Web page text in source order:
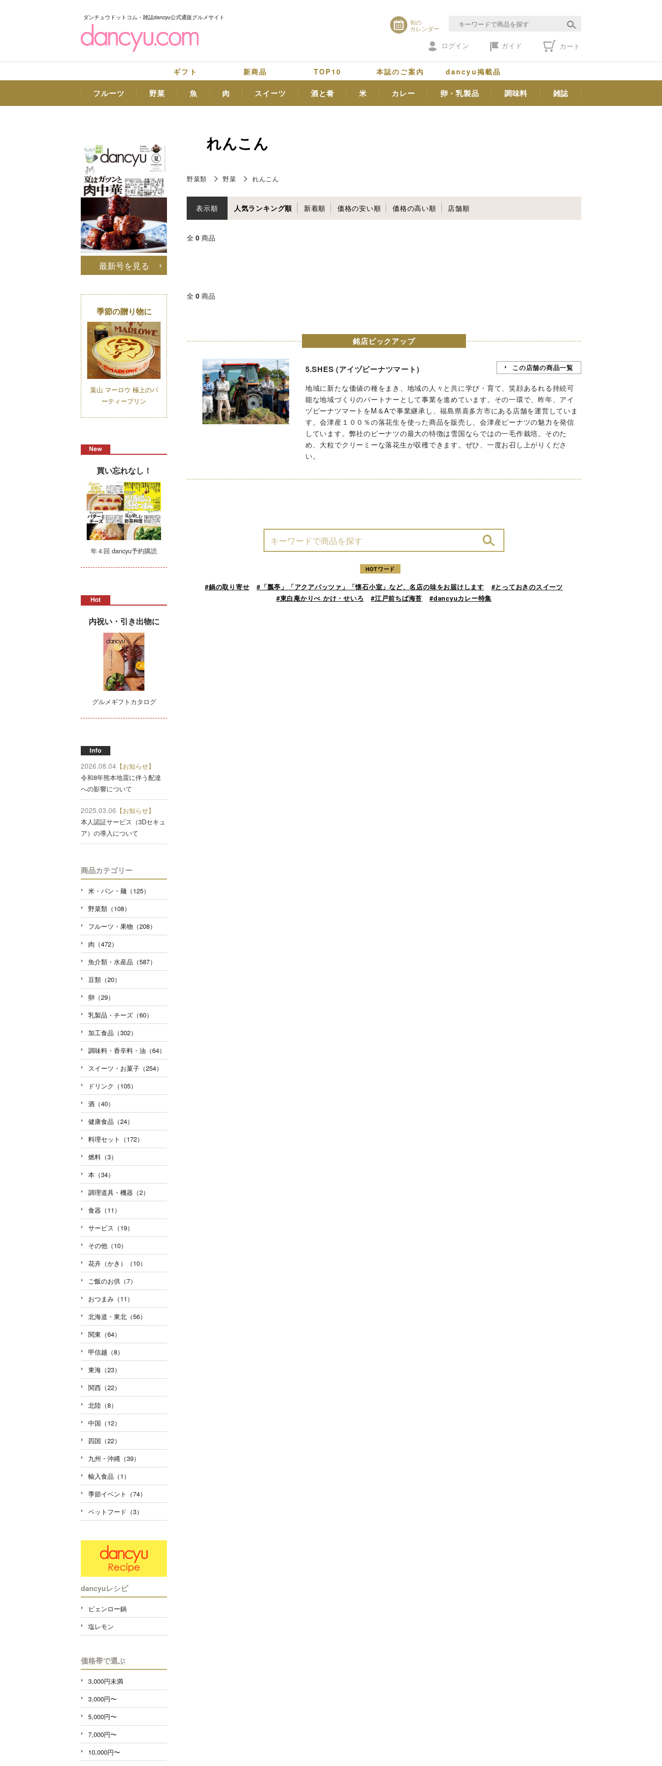
ダンチュウドットコム・雑誌dancyu公式通販グルメサイト
旬の
カレンダー
ログイン ガイド カート
ギフト 新商品 TOP10 本誌のご案内 dancyu掲載品
フルーツ 野菜 魚 肉 スイーツ 酒と肴 米 カレー 卵・乳製品 調味料 雑誌
れんこん
野菜類 野菜 れんこん
表示順 人気ランキング順 新着順 価格の安い順 価格の高い順 店舗順
全 0 商品
全 0 商品
銘店ピックアップ
5.SHES (アイヅピーナツマート) この店舗の商品一覧
地域に新たな価値の種をまき、地域の人々と共に学び・育て、笑顔あるれる持続可
能な地域づくりのパートナーとして事業を進めています。その一環で、昨年、アイ
ヅピーナツマートをM＆Aで事業継承し、福島県喜多方市にある店舗を運営していま
す。会津産１００％の落花生を使った商品を販売し、会津産ピーナツの魅力を発信
しています。弊社のピーナツの最大の特徴は雪国ならではの一毛作栽培。そのた
め、大粒でクリーミーな落花生が収穫できます。ぜひ、一度お召し上がりくださ
い。
HOTワード
#鍋の取り寄せ #「瓢亭」「アクアパッツァ」「懐石小室」など、名店の味をお届けします
#とっておきのスイーツ
#東白庵かりべ かけ・せいろ
#江戸前ちば海苔 #dancyuカレー特集
最新号を見る
季節の贈り物に
葉山 マーロウ 極上のパ
ーティープリン
買い忘れなし！
年４回 dancyu予約購読
内祝い・引き出物に
グルメギフトカタログ
2026.08.04 【お知らせ】
令和8年熊本地震に伴う配達
への影響について
2025.03.06 【お知らせ】
本人認証サービス（3Dセキュ
ア）の導入について
商品カテゴリー
米・パン・麺（125）
野菜類（108）
フルーツ・果物（208）
肉（472）
魚介類・水産品（587）
豆類（20）
卵（29）
乳製品・チーズ（60）
加工食品（302）
調味料・香辛料・油（64）
スイーツ・お菓子（254）
ドリンク（105）
酒（40）
健康食品（24）
料理セット（172）
燃料（3）
本（34）
調理道具・機器（2）
食器（11）
サービス（19）
その他（10）
花卉（かき）（10）
ご飯のお供（7）
おつまみ（11）
北海道・東北（56）
関東（64）
甲信越（8）
東海（23）
関西（22）
北陸（8）
中国（12）
四国（22）
九州・沖縄（39）
輸入食品（1）
季節イベント（74）
ペットフード（3）
dancyuレシピ
ピェンロー鍋
塩レモン
価格帯で選ぶ
3,000円未満
3,000円〜
5,000円〜
7,000円〜
10,000円〜